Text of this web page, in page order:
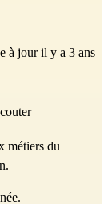
à jour il y a 3 ans
métiers du